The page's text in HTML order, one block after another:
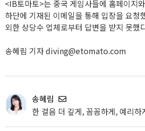
<IB토마토>는 중국 게임사들에 홈페이지
하단에 기재된 이메일을 통해 입장을 요청
외한 상당수 업체로부터 답변을 받지 못했
송혜림 기자 diving@etomato.com
송혜림
한 걸음 더 깊게, 꼼꼼하게, 예리하